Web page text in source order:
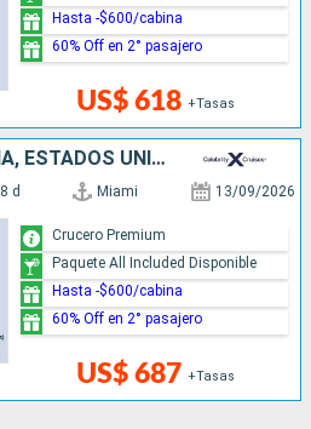
US$ 618 +Tasas
Hasta -$600/cabina
60% Off en 2° pasajero
REPÚBLICA DOMINICANA, ESTADOS UNIDOS
8 d Miami 13/09/2026
US$ 687 +Tasas
Crucero Premium
Paquete All Included Disponible
Hasta -$600/cabina
60% Off en 2° pasajero